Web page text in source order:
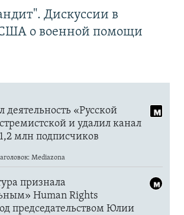
Дискуссии в
США о военной помощи